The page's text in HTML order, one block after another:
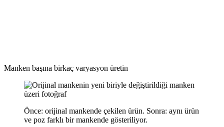
Manken başına birkaç varyasyon üretin
Önce: orijinal mankende çekilen ürün. Sonra: aynı ürün
ve poz farklı bir mankende gösteriliyor.